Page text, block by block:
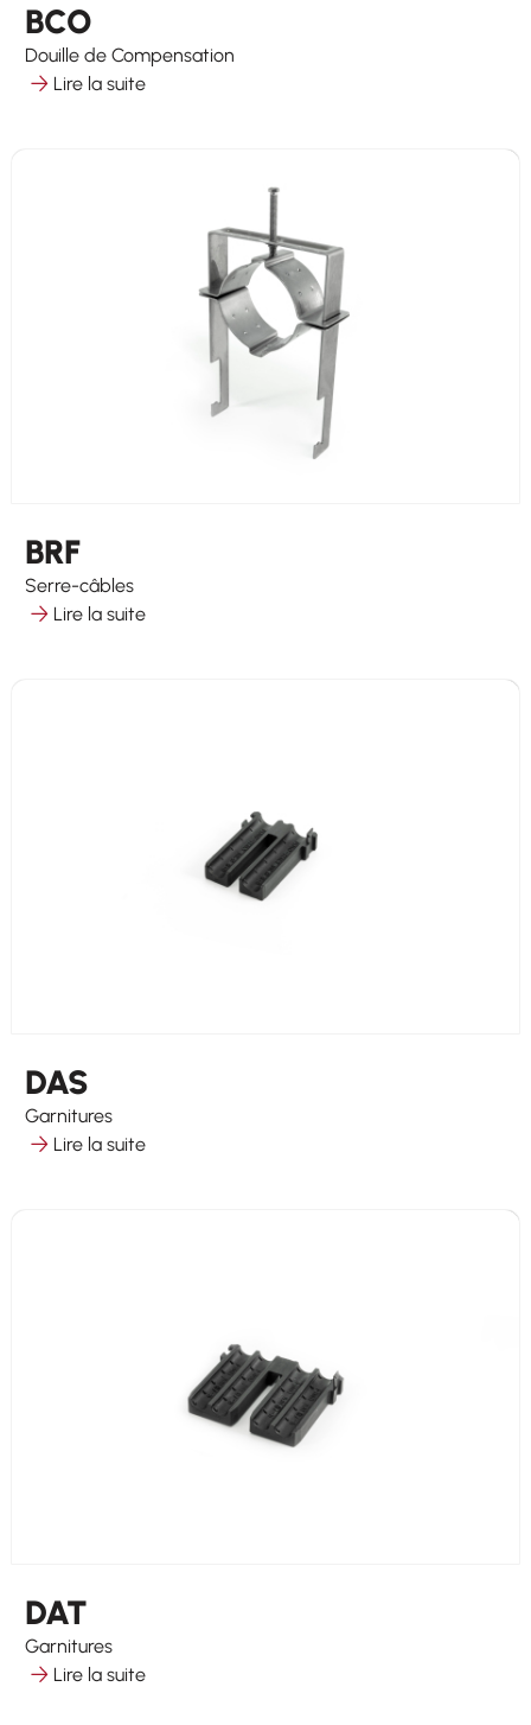
BCO
Douille de Compensation
Lire la suite
BRF
Serre-câbles
Lire la suite
DAS
Garnitures
Lire la suite
DAT
Garnitures
Lire la suite